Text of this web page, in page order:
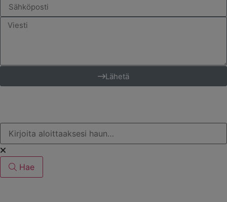
Lähetä
Hae